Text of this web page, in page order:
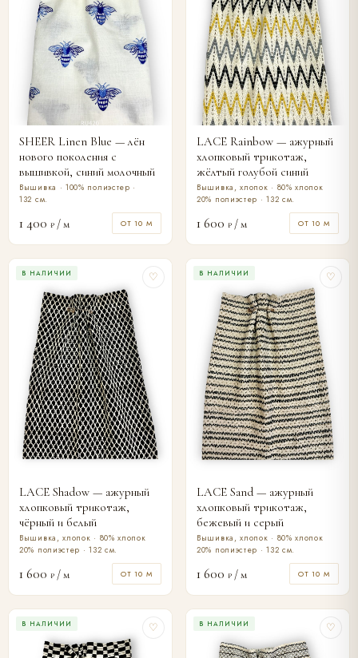
SHEER Linen Blue — лён
нового поколения с
вышивкой, синий молочный
Вышивка · 100% полиэстер ·
132 см.
1 400 ₽ / м ОТ 10 М
LACE Rainbow — ажурный
хлопковый трикотаж,
жёлтый голубой синий
Вышивка, хлопок · 80% хлопок
20% полиэстер · 132 см.
1 600 ₽ / м ОТ 10 М
В НАЛИЧИИ ♡
LACE Shadow — ажурный
хлопковый трикотаж,
чёрный и белый
Вышивка, хлопок · 80% хлопок
20% полиэстер · 132 см.
1 600 ₽ / м ОТ 10 М
В НАЛИЧИИ ♡
LACE Sand — ажурный
хлопковый трикотаж,
бежевый и серый
Вышивка, хлопок · 80% хлопок
20% полиэстер · 132 см.
1 600 ₽ / м ОТ 10 М
В НАЛИЧИИ ♡ В НАЛИЧИИ ♡